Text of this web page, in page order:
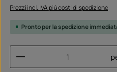
Prezzi incl. IVA più costi di spedizione
Pronto per la spedizione
Quantità del prodotto: